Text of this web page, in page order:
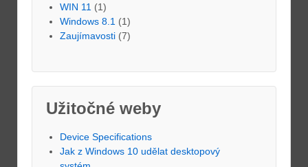
WIN 11 (1)
Windows 8.1 (1)
Zaujímavosti (7)
Užitočné weby
Device Specifications
Jak z Windows 10 udělat desktopový